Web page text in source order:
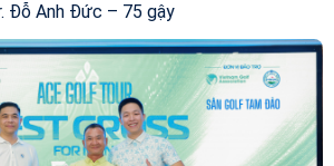
Đỗ Anh Đức – 75 gậy